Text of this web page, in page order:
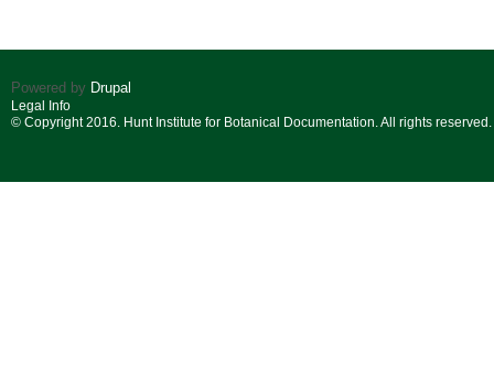
Powered by Drupal
Legal Info
© Copyright 2016. Hunt Institute for Botanical Documentation. All rights reserved.